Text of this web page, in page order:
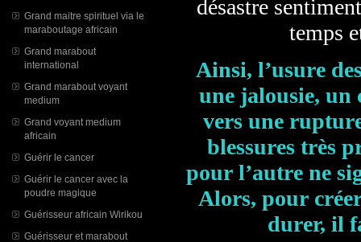
Grand maitre spirituel via le
maraboutage africain
Grand marabout
international
Grand marabout voyant
medium
Grand voyant medium
africain
Guérir le cancer
Guérir le cancer avec la
poudre magique
Guérisseur africain Wirikou
Guérisseur et marabout
désastre
temps
Ainsi, l’usure
une jalousie,
vers une
blessures très
pour l’autre ne
Alors, pour
durer, il